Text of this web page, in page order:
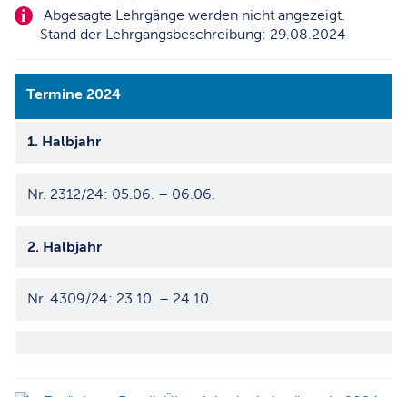
Abgesagte Lehrgänge werden nicht angezeigt.
Stand der Lehrgangsbeschreibung: 29.08.2024
Termine 2024
1. Halbjahr
Nr. 2312/24: 05.06. – 06.06.
2. Halbjahr
Nr. 4309/24: 23.10. – 24.10.